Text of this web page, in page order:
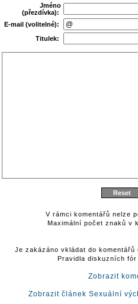
Jméno
(přezdívka):
E-mail (volitelné):
Titulek:
V rámci komentářů nelze
Maximální počet znaků v
Je zakázáno vkládat do
Pravidla diskuzních
Zobrazit
Zobrazit článek Sexuální